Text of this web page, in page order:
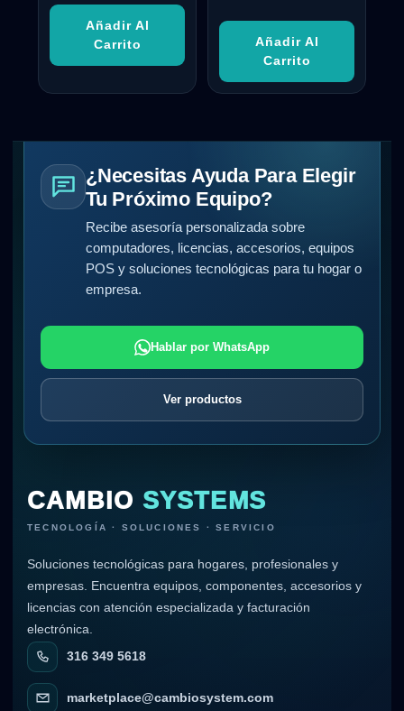
Añadir Al
Carrito
Añadir Al
Carrito
¿Necesitas Ayuda Para Elegir
Tu Próximo Equipo?
Recibe asesoría personalizada sobre
computadores, licencias, accesorios, equipos
POS y soluciones tecnológicas para tu hogar o
empresa.
Hablar por WhatsApp
Ver productos
CAMBIO SYSTEMS
TECNOLOGÍA · SOLUCIONES · SERVICIO
Soluciones tecnológicas para hogares, profesionales y
empresas. Encuentra equipos, componentes, accesorios y
licencias con atención especializada y facturación
electrónica.
316 349 5618
marketplace@cambiosystem.com